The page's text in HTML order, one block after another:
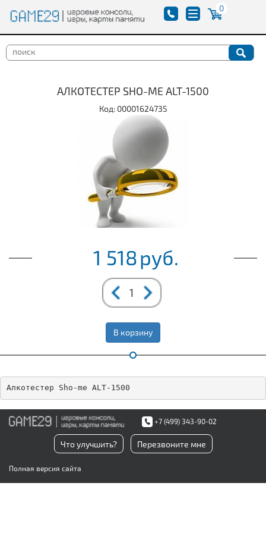
0
АЛКОТЕСТЕР SHO-ME ALT-1500
Код: 00001624735
1 518руб.
В корзину
Алкотестер Sho-me ALT-1500
+7 (499) 343-90-02
Что улучшить? Перезвоните мне
Полная версия сайта